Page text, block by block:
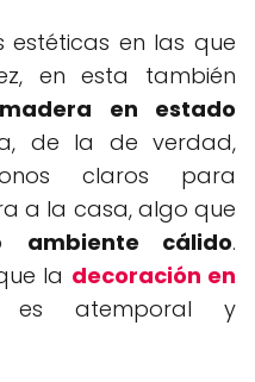
en las que
en esta también
madera en estado
de la de verdad,
claros para
a la casa, algo que
ambiente cálido.
la decoración en
es atemporal y